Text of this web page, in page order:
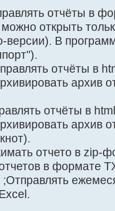
отчёты в
открыть
версии). В
отчёты в
архив
отчёты в
архив
отчето в zip-
в формате
;Отправлять